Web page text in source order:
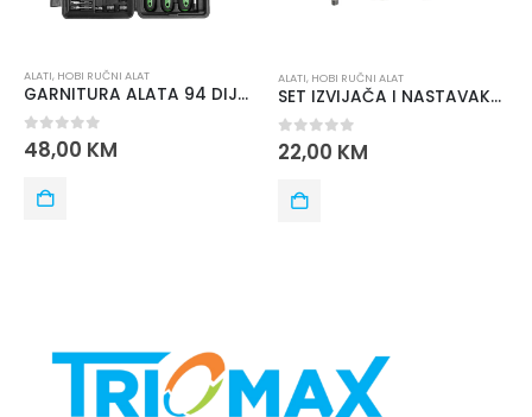
ALATI, HOBI RUČNI ALAT
GARNITURA ALATA 94 DIJELA ISKRA HTWR 94
0out of 5
48,00 KM
ALATI, HOBI RUČNI ALAT
SET IZVIJAČA I NASTAVAKA ISKRA ERO HTS 58
0out of 5
22,00 KM